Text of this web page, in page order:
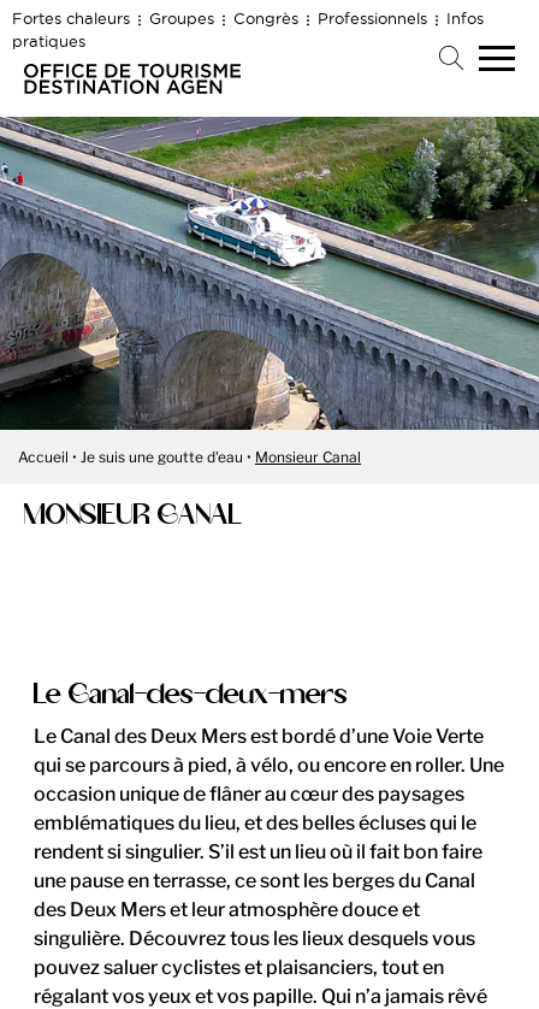
Fortes chaleurs Groupes Congrès Professionnels
Infos
pratiques
Accueil Je suis une goutte d'eau Monsieur Canal
MONSIEUR CANAL
Le Canal-des-deux-mers
Le Canal des Deux Mers est bordé d’une Voie Verte
qui se parcours à pied, à vélo, ou encore en roller. Une
occasion unique de flâner au cœur des paysages
emblématiques du lieu, et des belles écluses qui le
rendent si singulier. S’il est un lieu où il fait bon faire
une pause en terrasse, ce sont les berges du Canal
des Deux Mers et leur atmosphère douce et
singulière. Découvrez tous les lieux desquels vous
pouvez saluer cyclistes et plaisanciers, tout en
régalant vos yeux et vos papille. Qui n’a jamais rêvé